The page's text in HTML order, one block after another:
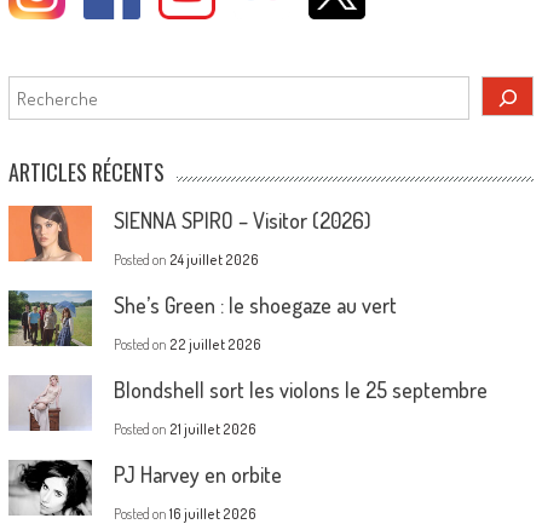
Rechercher
ARTICLES RÉCENTS
SIENNA SPIRO – Visitor (2026)
Posted on 24 juillet 2026
She’s Green : le shoegaze au vert
Posted on 22 juillet 2026
Blondshell sort les violons le 25 septembre
Posted on 21 juillet 2026
PJ Harvey en orbite
Posted on 16 juillet 2026